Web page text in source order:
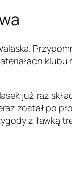
już raz
został po
z ławką